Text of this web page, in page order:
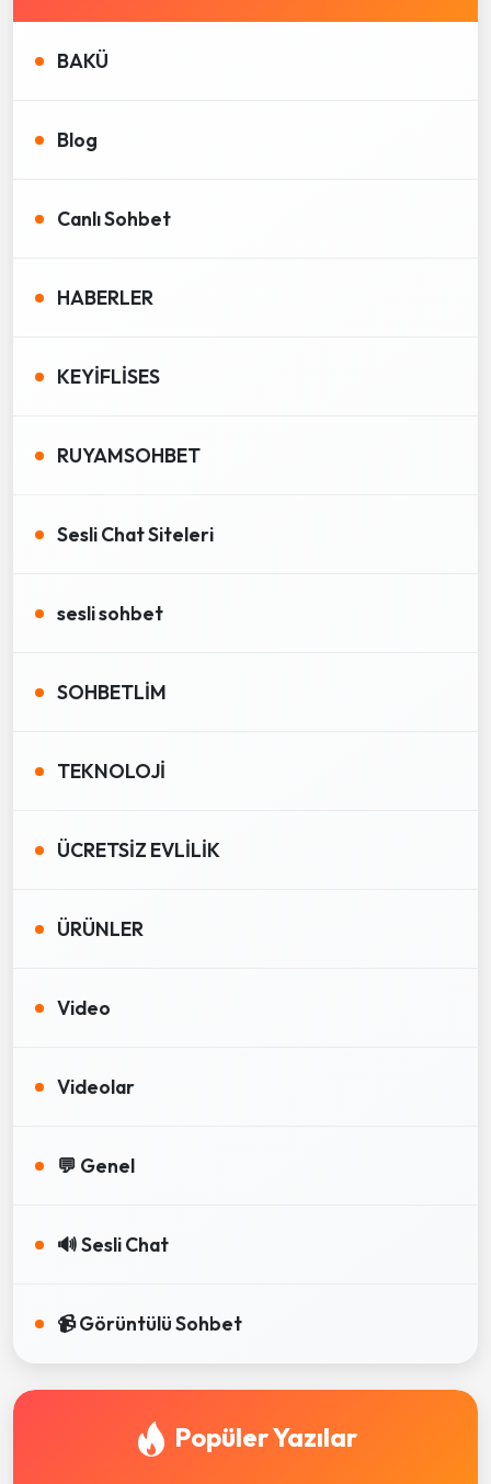
BAKÜ
Blog
Canlı Sohbet
HABERLER
KEYİFLİSES
RUYAMSOHBET
Sesli Chat Siteleri
sesli sohbet
SOHBETLİM
TEKNOLOJİ
ÜCRETSİZ EVLİLİK
ÜRÜNLER
Video
Videolar
💬 Genel
🔊 Sesli Chat
📹 Görüntülü Sohbet
Popüler Yazılar